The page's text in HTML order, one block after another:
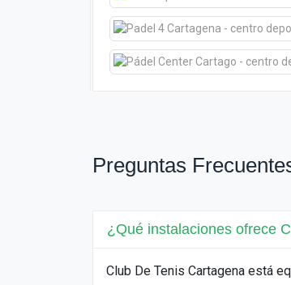
Preguntas
¿Qué instalaciones ofrece
Club De Tenis Cartagena está